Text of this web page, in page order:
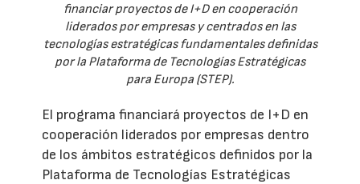
financiar proyectos de I+D en cooperación
liderados por empresas y centrados en las
tecnologías estratégicas fundamentales definidas
por la Plataforma de Tecnologías Estratégicas
para Europa (STEP).
El programa financiará proyectos de I+D en
cooperación liderados por empresas dentro
de los ámbitos estratégicos definidos por la
Plataforma de Tecnologías Estratégicas